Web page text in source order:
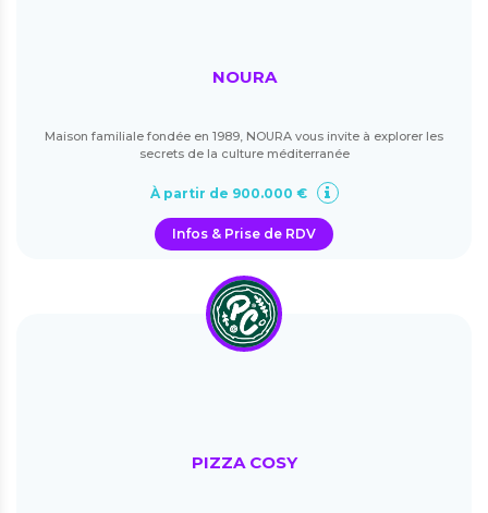
NOURA
Maison familiale fondée en 1989, NOURA vous invite à explorer les
secrets de la culture méditerranée
À partir de 900.000 €
Infos & Prise de RDV
PIZZA COSY